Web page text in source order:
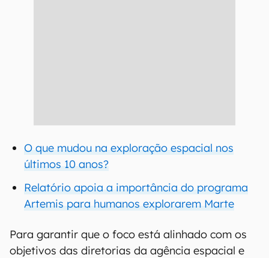
O que mudou na exploração espacial nos
últimos 10 anos?
Relatório apoia a importância do programa
Artemis para humanos explorarem Marte
Para garantir que o foco está alinhado com os
objetivos das diretorias da agência espacial e